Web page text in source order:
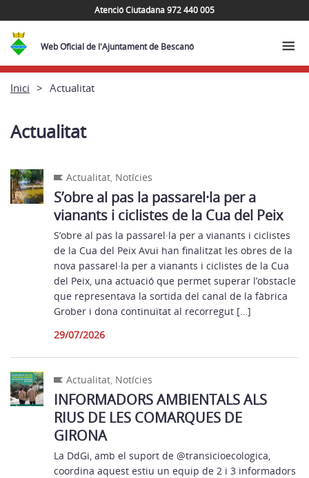
Atenció Ciutadana 972 440 005
Web Oficial de l'Ajuntament de Bescanó
Inici Actualitat
Actualitat
Actualitat, Notícies
S’obre al pas la passarel·la per a
vianants i ciclistes de la Cua del Peix
S’obre al pas la passarel·la per a vianants i ciclistes
de la Cua del Peix Avui han finalitzat les obres de la
nova passarel·la per a vianants i ciclistes de la Cua
del Peix, una actuació que permet superar l’obstacle
que representava la sortida del canal de la fàbrica
Grober i dona continuïtat al recorregut […]
29/07/2026
Actualitat, Notícies
INFORMADORS AMBIENTALS ALS
RIUS DE LES COMARQUES DE
GIRONA
La DdGi, amb el suport de @transicioecologica,
coordina aquest estiu un equip de 2 i 3 informadors